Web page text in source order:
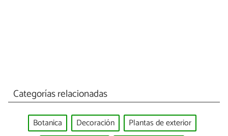
Categorías relacionadas
Botanica Decoración
Plantas de exterior